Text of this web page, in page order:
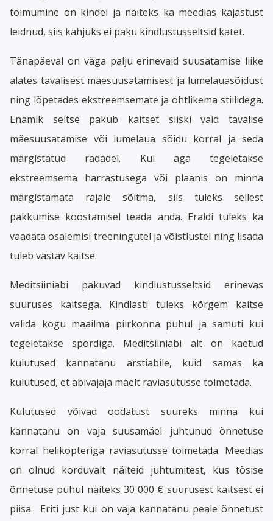
toimumine on kindel ja näiteks ka meedias kajastust
leidnud, siis kahjuks ei paku kindlustusseltsid katet.
Tänapäeval on väga palju erinevaid suusatamise liike
alates tavalisest mäesuusatamisest ja lumelauasõidust
ning lõpetades ekstreemsemate ja ohtlikema stiilidega.
Enamik seltse pakub kaitset siiski vaid tavalise
mäesuusatamise või lumelaua sõidu korral ja seda
märgistatud radadel. Kui aga tegeletakse
ekstreemsema harrastusega või plaanis on minna
märgistamata rajale sõitma, siis tuleks sellest
pakkumise koostamisel teada anda. Eraldi tuleks ka
vaadata osalemisi treeningutel ja võistlustel ning lisada
tuleb vastav kaitse.
Meditsiiniabi pakuvad kindlustusseltsid erinevas
suuruses kaitsega. Kindlasti tuleks kõrgem kaitse
valida kogu maailma piirkonna puhul ja samuti kui
tegeletakse spordiga. Meditsiiniabi alt on kaetud
kulutused kannatanu arstiabile, kuid samas ka
kulutused, et abivajaja mäelt raviasutusse toimetada.
Kulutused võivad oodatust suureks minna kui
kannatanu on vaja suusamäel juhtunud õnnetuse
korral helikopteriga raviasutusse toimetada. Meedias
on olnud korduvalt näiteid juhtumitest, kus tõsise
õnnetuse puhul näiteks 30 000 € suurusest kaitsest ei
piisa. Eriti just kui on vaja kannatanu peale õnnetust